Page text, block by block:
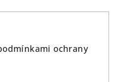
ochrany